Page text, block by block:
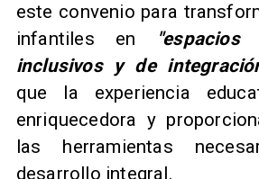
este convenio para
infantiles en
inclusivos y de
que la experiencia
enriquecedora y
las herramientas
desarrollo integral.